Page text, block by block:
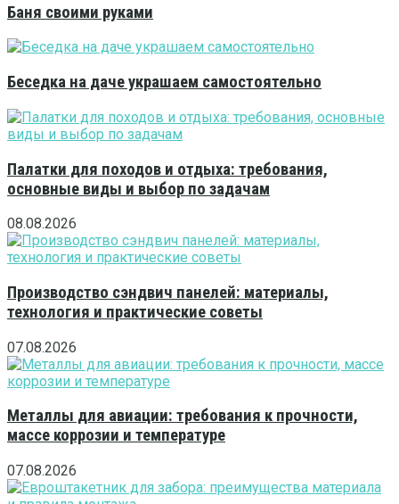
Баня своими руками
Беседка на даче украшаем самостоятельно
Палатки для походов и отдыха: требования,
основные виды и выбор по задачам
08.08.2026
Производство сэндвич панелей: материалы,
технология и практические советы
07.08.2026
Металлы для авиации: требования к прочности,
массе коррозии и температуре
07.08.2026